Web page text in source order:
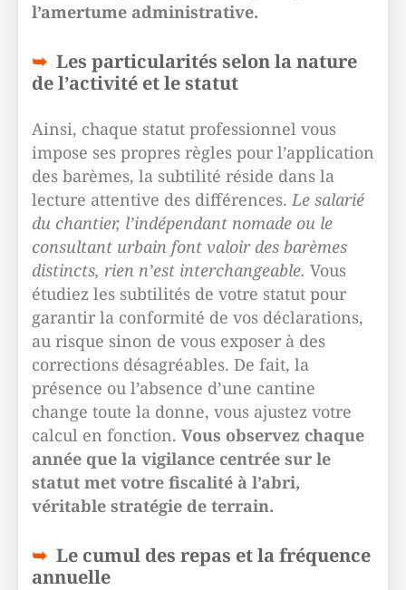
l’amertume administrative.
Les particularités selon la nature
de l’activité et le statut
Ainsi, chaque statut professionnel vous
impose ses propres règles pour l’application
des barèmes, la subtilité réside dans la
lecture attentive des différences.Le salarié
du chantier, l’indépendant nomade ou le
consultant urbain font valoir des barèmes
distincts, rien n’est interchangeable. Vous
étudiez les subtilités de votre statut pour
garantir la conformité de vos déclarations,
au risque sinon de vous exposer à des
corrections désagréables. De fait, la
présence ou l’absence d’une cantine
change toute la donne, vous ajustez votre
calcul en fonction. Vous observez chaque
année que la vigilance centrée sur le
statut met votre fiscalité à l’abri,
véritable stratégie de terrain.
Le cumul des repas et la fréquence
annuelle